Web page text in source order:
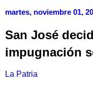
martes, noviembre 01,
San José
impugnación
La Patria